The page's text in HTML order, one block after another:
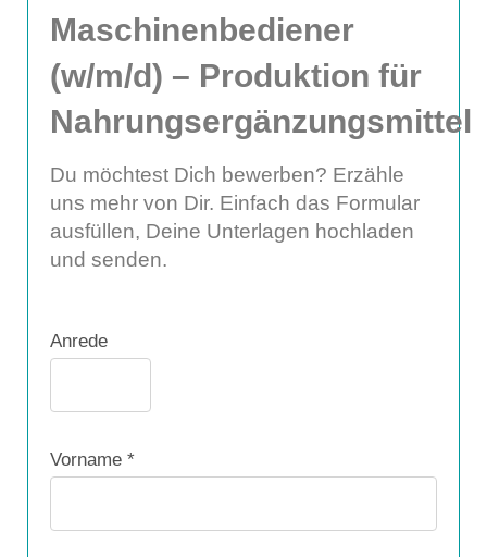
Maschinenbediener
(w/m/d) – Produktion für
Nahrungsergänzungsmittel
Du möchtest Dich bewerben? Erzähle
uns mehr von Dir. Einfach das Formular
ausfüllen, Deine Unterlagen hochladen
und senden.
Anrede
Vorname *